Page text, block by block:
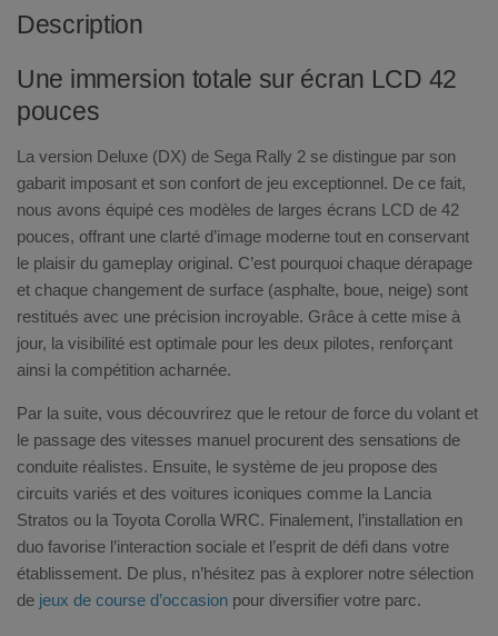
Description
Une immersion totale sur écran LCD 42
pouces
La version Deluxe (DX) de Sega Rally 2 se distingue par son
gabarit imposant et son confort de jeu exceptionnel. De ce fait,
nous avons équipé ces modèles de larges écrans LCD de 42
pouces, offrant une clarté d’image moderne tout en conservant
le plaisir du gameplay original. C’est pourquoi chaque dérapage
et chaque changement de surface (asphalte, boue, neige) sont
restitués avec une précision incroyable. Grâce à cette mise à
jour, la visibilité est optimale pour les deux pilotes, renforçant
ainsi la compétition acharnée.
Par la suite, vous découvrirez que le retour de force du volant et
le passage des vitesses manuel procurent des sensations de
conduite réalistes. Ensuite, le système de jeu propose des
circuits variés et des voitures iconiques comme la Lancia
Stratos ou la Toyota Corolla WRC. Finalement, l’installation en
duo favorise l’interaction sociale et l’esprit de défi dans votre
établissement. De plus, n’hésitez pas à explorer notre sélection
de jeux de course d’occasion pour diversifier votre parc.